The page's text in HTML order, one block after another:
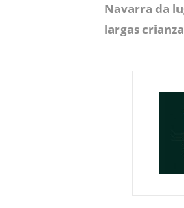
Navarra da
largas